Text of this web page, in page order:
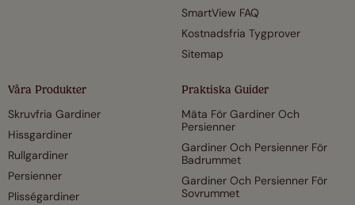
SmartView FAQ
Kostnadsfria Tygprover
Sitemap
Våra Produkter
Skruvfria Gardiner
Hissgardiner
Rullgardiner
Persienner
Plisségardiner
Praktiska Guider
Mäta För Gardiner Och
Persienner
Gardiner Och Persienner För
Badrummet
Gardiner Och Persienner För
Sovrummet